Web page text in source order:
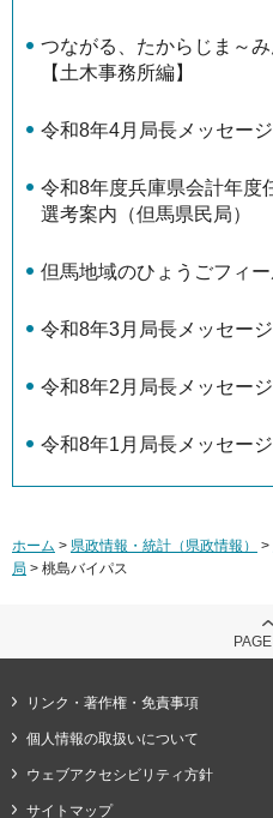
つながる、たからじま～
【土木事務所編】
令和8年4月局長メッセー
令和8年度兵庫県会計年度
選考案内（但馬県民局）
但馬地域のひょうごフィ
令和8年3月局長メッセー
令和8年2月局長メッセー
令和8年1月局長メッセー
ホーム > 県政情報・統計（県政情報） >
局 > 桃島バイパス
リンク・著作権・免責事項
個人情報の取扱いについて
ウェブアクセシビリティ方針
サイトマップ